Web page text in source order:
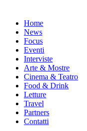
Home
News
Focus
Eventi
Interviste
Arte & Mostre
Cinema & Teatro
Food & Drink
Letture
Travel
Partners
Contatti